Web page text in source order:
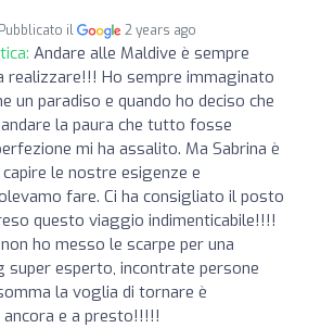
Pubblicato il 2 years ago
Andare alle Maldive è sempre
realizzare!!! Ho sempre immaginato
un paradiso e quando ho deciso che
la paura che tutto fosse
mi ha assalito. Ma Sabrina è
le nostre esigenze e
fare. Ci ha consigliato il posto
questo viaggio indimenticabile!!!!
ho messo le scarpe per una
super esperto, incontrate persone
la voglia di tornare è
e a presto!!!!!